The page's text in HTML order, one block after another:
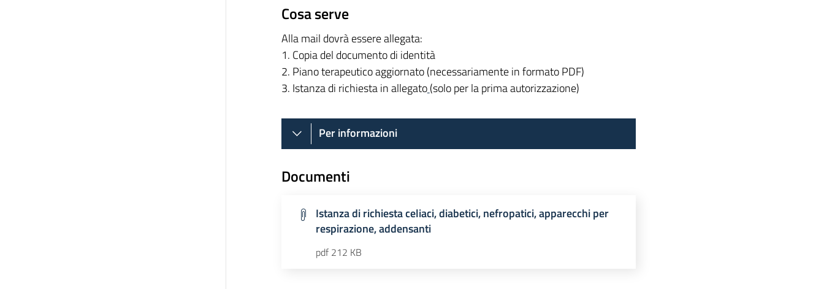
Cosa serve
Alla mail dovrà essere allegata:
1. Copia del documento di identità
2. Piano terapeutico aggiornato (necessariamente in formato PDF)
3. Istanza di richiesta in allegato(solo per la prima autorizzazione)
Per informazioni
Documenti
Istanza di richiesta celiaci, diabetici, nefropatici, apparecchi per
respirazione, addensanti
pdf 212 KB